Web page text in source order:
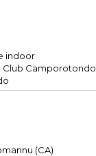
indoor
Club Camporotondo
(CA)